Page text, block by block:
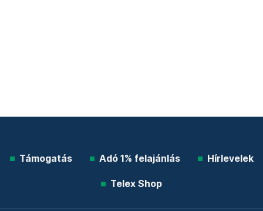
Támogatás Adó 1% felajánlás Hírlevelek
Telex Shop